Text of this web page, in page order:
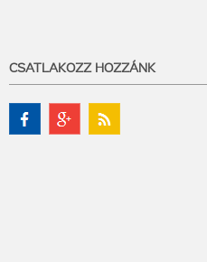
CSATLAKOZZ HOZZÁNK